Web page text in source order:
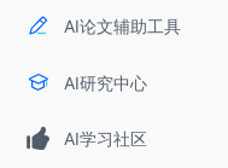
AI论文辅助工具
AI研究中心
AI学习社区